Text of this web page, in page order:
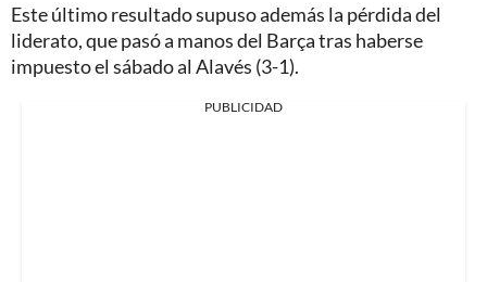
Este último resultado supuso además la pérdida del
liderato, que pasó a manos del Barça tras haberse
impuesto el sábado al Alavés (3-1).
PUBLICIDAD